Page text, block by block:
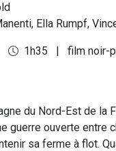
Ella Rumpf,
1h35 | film noir-
du Nord-Est de la
guerre ouverte entre
sa ferme à flot.